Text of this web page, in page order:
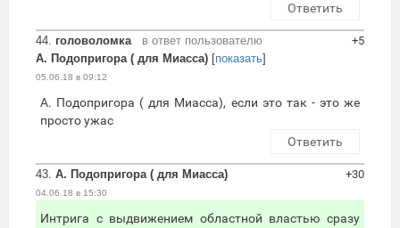
Ответить
44. головоломка
в ответ пользователю
А. Подопригора ( для Миасса) [показать]
05.06.18 в 09:12
+5
А. Подопригора ( для Миасса), если это так - это же
просто ужас
Ответить
43. А. Подопригора ( для Миасса)
04.06.18 в 15:30
+30
Интрига с выдвижением областной властью сразу